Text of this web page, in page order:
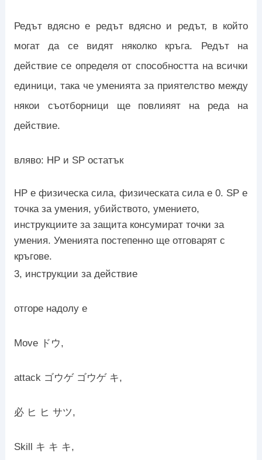
Редът вдясно е редът вдясно и редът, в който
могат да се видят няколко кръга. Редът на
действие се определя от способността на всички
единици, така че уменията за приятелство между
някои съотборници ще повлияят на реда на
действие.
вляво: HP и SP остатък
HP е физическа сила, физическата сила е 0. SP е
точка за умения, убийството, умението,
инструкциите за защита консумират точки за
умения. Уменията постепенно ще отговарят с
кръгове.
3, инструкции за действие
отгоре надолу е
Move ドウ,
attack ゴウゲ ゴウゲ キ,
必 ヒ ヒ サツ,
Skill キ キ キ,